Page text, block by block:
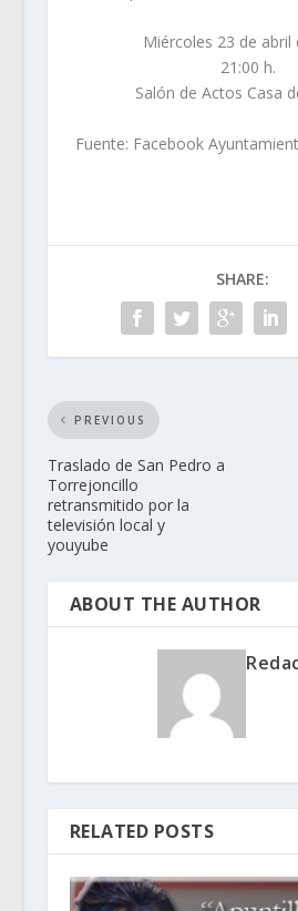
Miércoles 23 de abril
21:00 h.
Salón de Actos Casa
Fuente: Facebook
SHARE:
PREVIOUS
Traslado de San Pedro a
Torrejoncillo
retransmitido por la
televisión local y
youyube
ABOUT THE AUTHOR
RELATED POSTS